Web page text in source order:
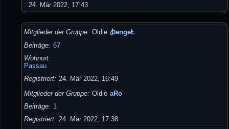
24. Mär 2022, 17:43
Mitglieder der Gruppe Oldie ꞗengeȽ
Beiträge
67
Wohnort
Passau
Registriert
24. Mär 2022, 16:49
Mitglieder der Gruppe
Oldie aRo
Beiträge
1
Registriert
24. Mär 2022, 17:38